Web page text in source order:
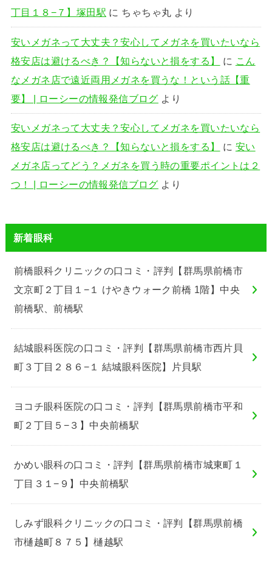
丁目１８−７】塚田駅 に ちゃちゃ丸 より
安いメガネって大丈夫？安心してメガネを買いたいなら
格安店は避けるべき？【知らないと損をする】
に
こん
なメガネ店で遠近両用メガネを買うな！という話【重
要】 | ローシーの情報発信ブログ より
安いメガネって大丈夫？安心してメガネを買いたいなら
格安店は避けるべき？【知らないと損をする】
に 安い
メガネ店ってどう？メガネを買う時の重要ポイントは２
つ！ | ローシーの情報発信ブログ より
新着眼科
前橋眼科クリニックの口コミ・評判【群馬県前橋市
文京町２丁目１−１ けやきウォーク前橋 1階】中央
前橋駅、前橋駅
結城眼科医院の口コミ・評判【群馬県前橋市西片貝
町３丁目２８６−１ 結城眼科医院】片貝駅
ヨコチ眼科医院の口コミ・評判【群馬県前橋市平和
町２丁目５−３】中央前橋駅
かめい眼科の口コミ・評判【群馬県前橋市城東町１
丁目３１−９】中央前橋駅
しみず眼科クリニックの口コミ・評判【群馬県前橋
市樋越町８７５】樋越駅